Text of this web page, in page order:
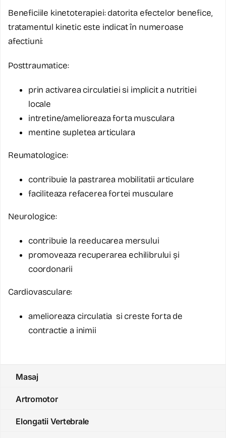
Beneficiile kinetoterapiei: datorita efectelor benefice,
tratamentul kinetic este indicat în numeroase
afectiuni:
Posttraumatice:
prin activarea circulatiei si implicit a nutritiei
locale
intretine/amelioreaza forta musculara
mentine supletea articulara
Reumatologice:
contribuie la pastrarea mobilitatii articulare
faciliteaza refacerea fortei musculare
Neurologice:
contribuie la reeducarea mersului
promoveaza recuperarea echilibrului și
coordonarii
Cardiovasculare:
amelioreaza circulatia si creste forta de
contractie a inimii
Masaj
Artromotor
Elongatii Vertebrale